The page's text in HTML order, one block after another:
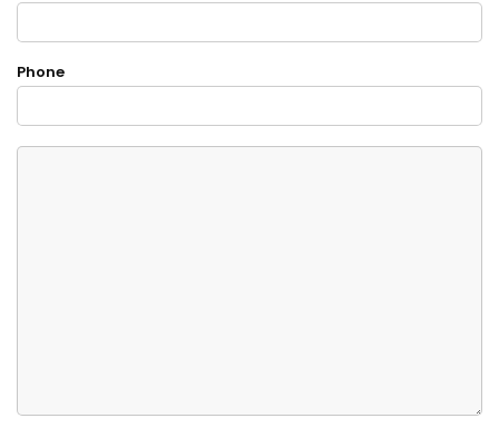
Phone